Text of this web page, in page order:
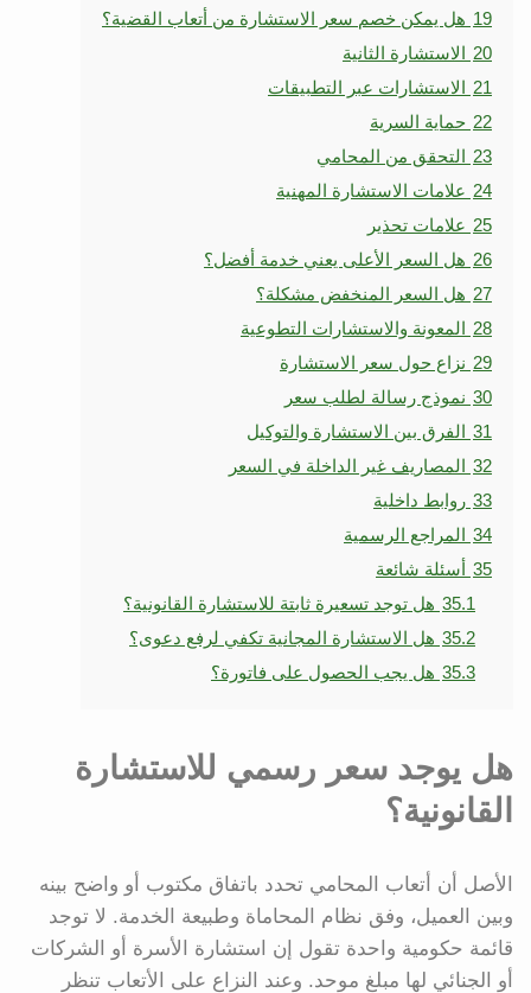
19 هل يمكن خصم سعر الاستشارة من أتعاب القضية؟
20 الاستشارة الثانية
21 الاستشارات عبر التطبيقات
22 حماية السرية
23 التحقق من المحامي
24 علامات الاستشارة المهنية
25 علامات تحذير
26 هل السعر الأعلى يعني خدمة أفضل؟
27 هل السعر المنخفض مشكلة؟
28 المعونة والاستشارات التطوعية
29 نزاع حول سعر الاستشارة
30 نموذج رسالة لطلب سعر
31 الفرق بين الاستشارة والتوكيل
32 المصاريف غير الداخلة في السعر
33 روابط داخلية
34 المراجع الرسمية
35 أسئلة شائعة
35.1 هل توجد تسعيرة ثابتة للاستشارة القانونية؟
35.2 هل الاستشارة المجانية تكفي لرفع دعوى؟
35.3 هل يجب الحصول على فاتورة؟
هل يوجد سعر رسمي للاستشارة
القانونية؟
الأصل أن أتعاب المحامي تحدد باتفاق مكتوب أو واضح بينه
وبين العميل، وفق نظام المحاماة وطبيعة الخدمة. لا توجد
قائمة حكومية واحدة تقول إن استشارة الأسرة أو الشركات
أو الجنائي لها مبلغ موحد. وعند النزاع على الأتعاب تنظر